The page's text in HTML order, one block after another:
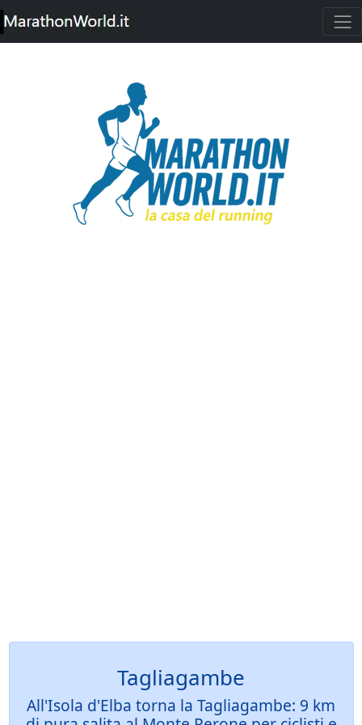
Tagliagambe
All'Isola d'Elba torna la Tagliagambe: 9 km